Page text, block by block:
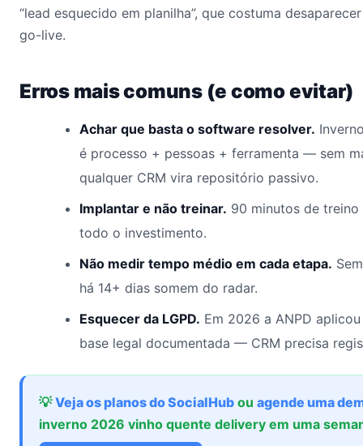
“lead esquecido em planilha”, que costuma
go-live.
Erros mais comuns (e como evitar)
Achar que basta o software resolver.
é processo + pessoas + ferramenta — sem
qualquer CRM vira repositório passivo.
Implantar e não treinar. 90 minutos de
todo o investimento.
Não medir tempo médio em cada etapa.
há 14+ dias somem do radar.
Esquecer da LGPD. Em 2026 a ANPD
base legal documentada — CRM precisa
💡Veja os planos do SocialHub ou agende uma
inverno 2026 vinho quente delivery em uma